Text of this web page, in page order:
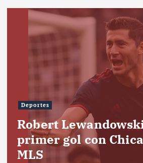
Deportes
Robert
primer gol con
MLS